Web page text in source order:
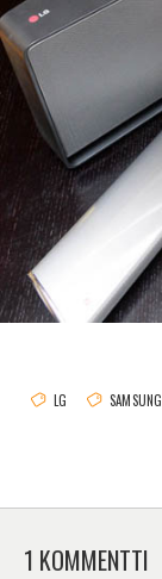
LG SAMSUNG
1 KOMMENTTI